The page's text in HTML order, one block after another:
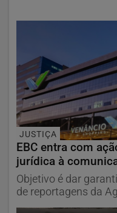
JUSTIÇA
EBC entra com
jurídica à
Objetivo é dar
de reportagens da